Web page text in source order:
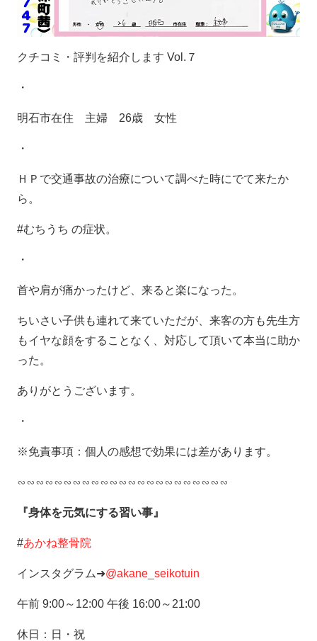
クチコミ・評判を紹介します Vol. ７
・
明石市在住 主婦 26歳 女性
・
ＨＰで交通事故の治療について調べた時にでて来たか
ら。
#むちうち の症状。
・
首や肩が痛かったけど、来ると楽になった。
ちいさい子供も連れて来ていただが、来客の方も先生方
もイヤな顔をすることなく、対応して頂いて本当に助か
った。
ありがとうございます。
・
※免責事項：個人の感想で効果には差があります。
∽∽∽∽∽∽∽∽∽∽∽∽∽∽∽∽∽∽∽∽∽∽∽
『身体を元気にする習い事』
#あかね整骨院
インスタグラム➜@akane_seikotuin
午前 9:00～12:00 午後 16:00～21:00
休日：日・祝